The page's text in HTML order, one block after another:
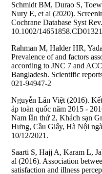
Schmidt BM, Durao S,
Nury E, et al (2020).
Cochrane Database Syst
10.1002/
Rahman M, Halder HR,
Prevalence of and factors
according to JNC 7 and
Bangladesh. Scientific
021-94947-2
Nguyễn Lân Việt (2016).
áp toàn quốc năm 2015 -
Nam lần thứ 2, Khách sạn
Hưng, Cầu Giấy, Hà Nội
10/12/2021.
Saarti S, Hajj A, Karam L,
al (2016). Association
satisfaction and illness